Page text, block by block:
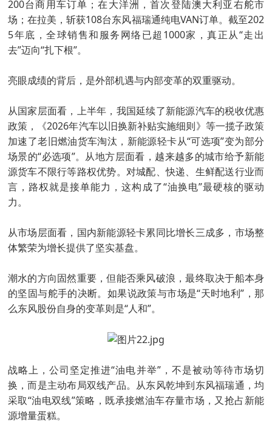
200台商用车订单；在大洋洲，首次登陆澳大利亚右舵市
场；在拉美，斩获108台东风福瑞通纯电VAN订单。截至202
5年底，全球销售和服务网络已超1000家，真正从“走出
去”迈向“扎下根”。
亮眼成绩的背后，是外部机遇与内部变革的双重驱动。
从国家层面看，上半年，我国延续了新能源汽车的税收优惠
政策，《2026年汽车以旧换新补贴实施细则》等一揽子政策
加速了老旧燃油货车淘汰，新能源轻卡从“可选项”变为部分
场景的“必选项”。从地方层面看，越来越多的城市给予新能
源货车不限行等路权优势。对城配、快递、生鲜配送行业而
言，路权就是接单能力，这构成了“油换电”最硬核的驱动
力。
从市场层面看，国内新能源轻卡累同比增长三成多，市场整
体繁荣为增长提供了坚实基盘。
潮水的方向固然重要，但能否乘风破浪，最终取决于船本身
的坚固与舵手的决断。如果说政策与市场是“天时地利”，那
么东风股份自身的变革则是“人和”。
战略上，公司坚定推进“油电并举”，不是被动等待市场切
换，而是主动布局双线产品。从东风乾坤到东风福瑞通，均
采取“油电双线”策略，既承接燃油车存量市场，又抢占新能
源增量蛋糕。